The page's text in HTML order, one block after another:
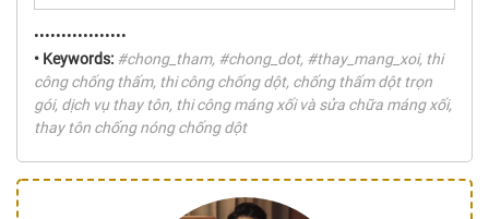
•••••••••••••••••
• Keywords: #chong_tham, #chong_dot, #thay_mang_xoi, thi
công chống thấm, thi công chống dột, chống thấm dột trọn
gói, dịch vụ thay tôn, thi công máng xối và sửa chữa máng xối,
thay tôn chống nóng chống dột